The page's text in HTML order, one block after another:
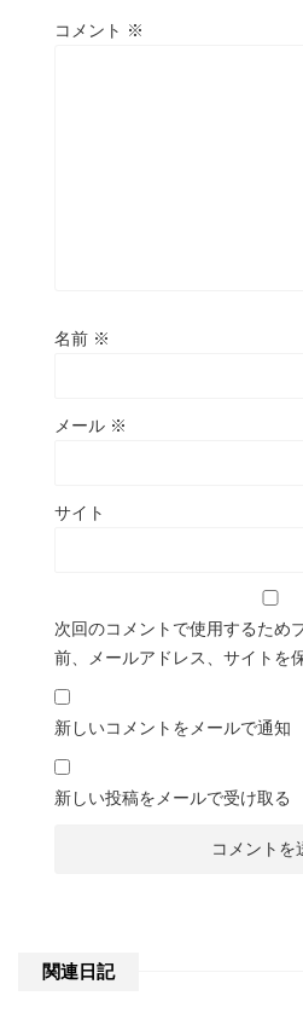
コメント ※
名前 ※
メール ※
サイト
次回のコメントで使用するため
前、メールアドレス、サイトを
新しいコメントをメールで通知
新しい投稿をメールで受け取る
関連日記